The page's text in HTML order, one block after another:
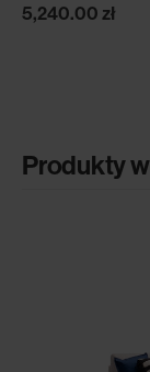
5,240.00 zł
Produkty